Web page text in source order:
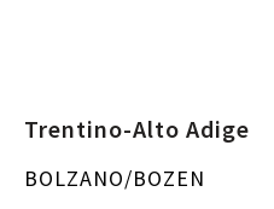
Trentino-Alto Adige
BOLZANO/BOZEN